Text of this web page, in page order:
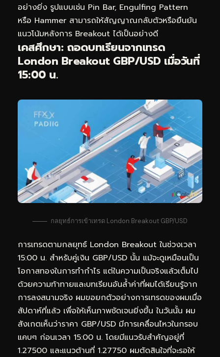
อย่างยิ่ง รูปแบบเช่น Pin Bar, Engulfing Pattern
หรือ Hammer สามารถให้สัญญาณกลับตัวหรือยืนยัน
แนวโน้มหลังการ Breakout ได้เป็นอย่างดี
เคสศึกษา: ถอดบทเรียนจากเทรด
London Breakout GBP/USD เมื่อวันที่
15:00 น.
กลยุทธ์การเข้าเทรด London Breakout GBP/USD
การเทรดตามกลยุทธ์ London Breakout ในช่วงเวลา
15:00 น. สำหรับคู่เงิน GBP/USD นั้น แม้จะดูเหมือนเป็น
โอกาสทองในการทำกำไร แต่ในความเป็นจริงแล้วเต็มไป
ด้วยความท้าทายและบทเรียนอันล้ำค่าที่ผมได้เรียนรู้จาก
การลงสนามจริง ผมขอยกตัวอย่างการเทรดของผมเมื่อ
สัปดาห์ที่แล้ว เพื่อให้เห็นภาพชัดเจนยิ่งขึ้น ในวันนั้น ผม
สังเกตเห็นว่าราคา GBP/USD มีการเคลื่อนไหวในกรอบ
แคบๆ ก่อนเวลา 15:00 น. โดยมีแนวรับสำคัญอยู่ที่
1.27500 และแนวต้านที่ 1.27750 ผมตัดสินใจที่จะรอให้